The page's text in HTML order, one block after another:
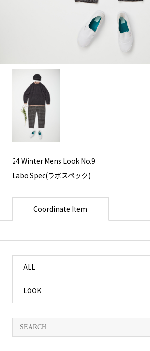
24 Winter Mens Look No.9
Labo Spec(ラボスペック)
Coordinate Item
ALL
LOOK